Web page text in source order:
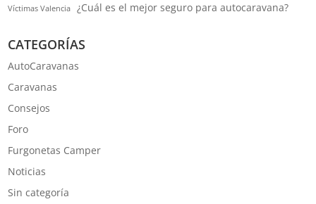
Víctimas Valencia ¿Cuál es el mejor seguro para autocaravana?
CATEGORÍAS
AutoCaravanas
Caravanas
Consejos
Foro
Furgonetas Camper
Noticias
Sin categoría